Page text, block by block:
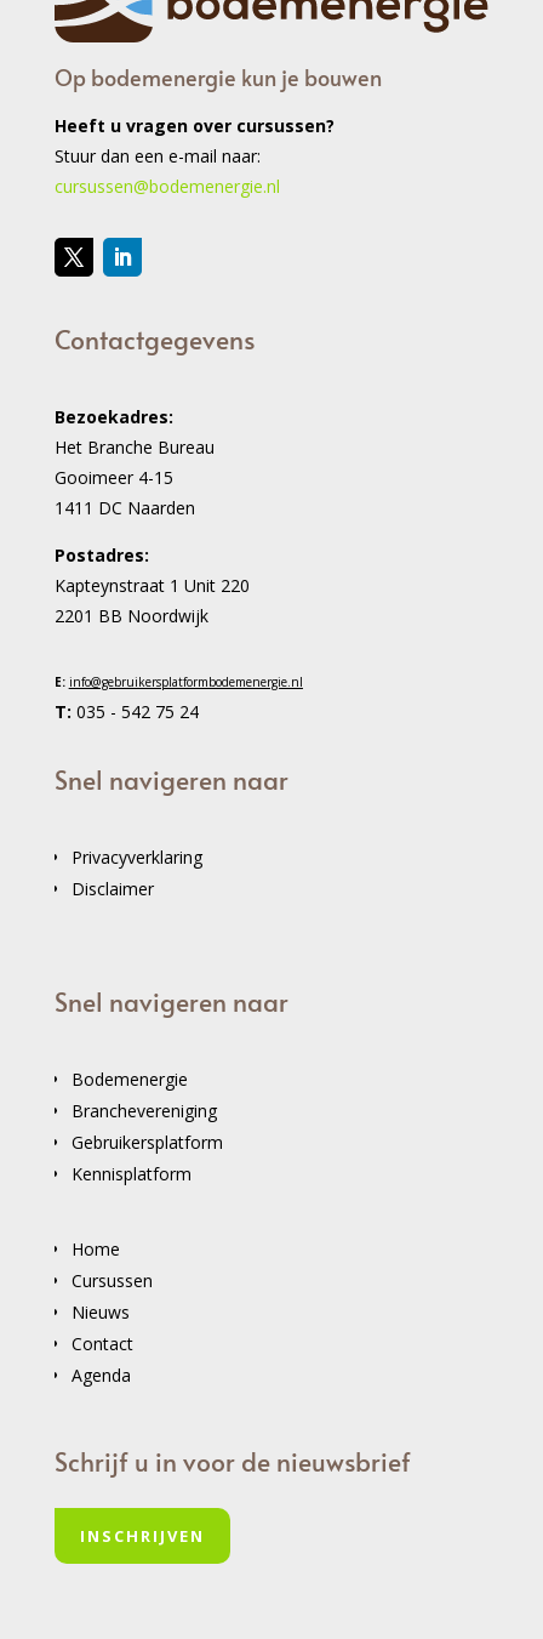
Op bodemenergie kun je bouwen
Heeft u vragen over cursussen?
Stuur dan een e-mail naar:
cursussen@bodemenergie.nl
Contactgegevens
Bezoekadres:
Het Branche Bureau
Gooimeer 4-15
1411 DC Naarden
Postadres:
Kapteynstraat 1 Unit 220
2201 BB Noordwijk
E: info@gebruikersplatformbodemenergie.nl
T: 035 - 542 75 24
Snel navigeren naar
Privacyverklaring
Disclaimer
Snel navigeren naar
Bodemenergie
Branchevereniging
Gebruikersplatform
Kennisplatform
Home
Cursussen
Nieuws
Contact
Agenda
Schrijf u in voor de nieuwsbrief
INSCHRIJVEN